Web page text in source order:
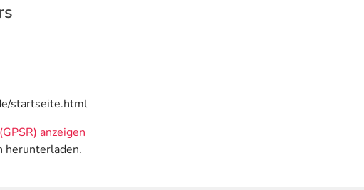
startseite.html
anzeigen
herunterladen.